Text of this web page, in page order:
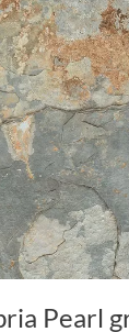
Pearl